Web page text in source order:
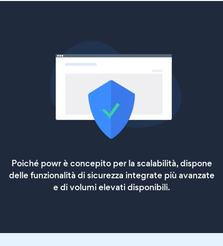
Poiché powr è concepito per la scalabilità, dispone
delle funzionalità di sicurezza integrate più avanzate
e di volumi elevati disponibili.